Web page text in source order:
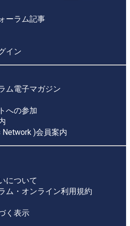
ーラム記事
イン
ム電子マガジン
への参加
Network )会員案内
について
ム・オンライン利用規約
く表示